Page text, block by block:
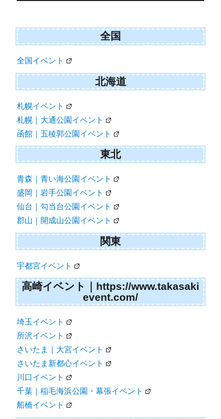
全国
全国イベント
北海道
札幌イベント
札幌｜大通公園イベント
函館｜五稜郭公園イベント
東北
青森｜青い海公園イベント
盛岡｜岩手公園イベント
仙台｜勾当台公園イベント
郡山｜開成山公園イベント
関東
宇都宮イベント
高崎イベント｜https://www.takasaki
event.com/
埼玉イベント
所沢イベント
さいたま｜大宮イベント
さいたま新都心イベント
川口イベント
千葉｜稲毛海浜公園・幕張イベント
船橋イベント